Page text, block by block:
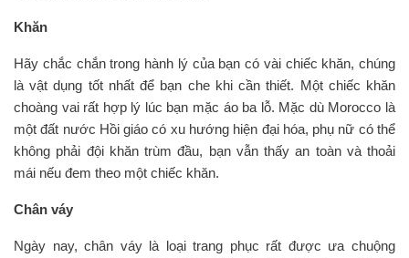
Khăn
Hãy chắc chắn trong hành lý của bạn có vài chiếc khăn, chúng
là vật dụng tốt nhất để bạn che khi cần thiết. Một chiếc khăn
choàng vai rất hợp lý lúc bạn mặc áo ba lỗ. Mặc dù Morocco là
một đất nước Hồi giáo có xu hướng hiện đại hóa, phụ nữ có thể
không phải đội khăn trùm đầu, bạn vẫn thấy an toàn và thoải
mái nếu đem theo một chiếc khăn.
Chân váy
Ngày nay, chân váy là loại trang phục rất được ưa chuộng